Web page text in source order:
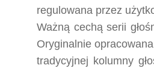
regulowana przez
Ważną cechą serii
Oryginalnie
tradycyjnej kolumny